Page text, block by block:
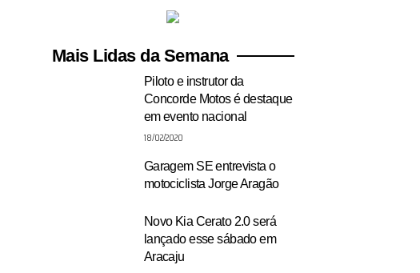
Mais Lidas da Semana
Piloto e instrutor da
Concorde Motos é destaque
em evento nacional
18/02/2020
Garagem SE entrevista o
motociclista Jorge Aragão
Novo Kia Cerato 2.0 será
lançado esse sábado em
Aracaju